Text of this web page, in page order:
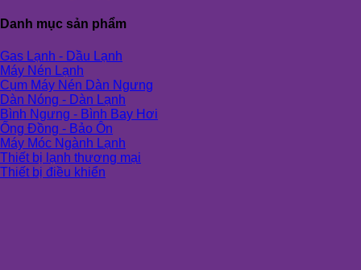
Danh mục sản phẩm
Gas Lạnh - Dầu Lạnh
Máy Nén Lạnh
Cụm Máy Nén Dàn Ngưng
Dàn Nóng - Dàn Lạnh
Bình Ngưng - Bình Bay Hơi
Ống Đồng - Bảo Ôn
Máy Móc Ngành Lạnh
Thiết bị lạnh thương mại
Thiết bị điều khiển